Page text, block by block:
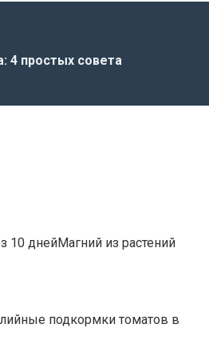
4 простых совета
10 днейМагний из растений
подкормки томатов в